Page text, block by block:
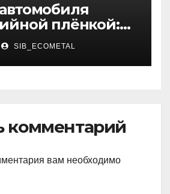
плёнкой:
типы
и
SIB_ECOMETAL
комментарий
вам необходимо